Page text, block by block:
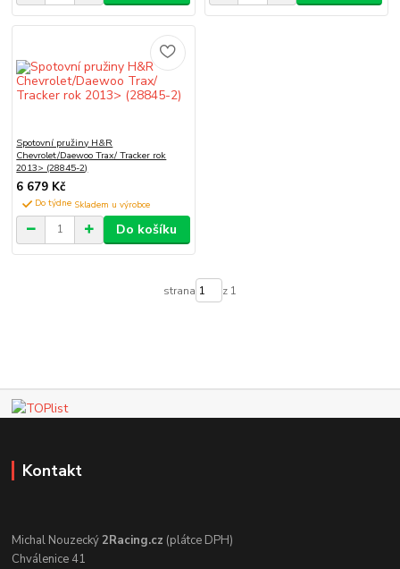
Spotovní pružiny H&R
Chevrolet/Daewoo Trax/ Tracker rok
2013> (28845-2)
6 679 Kč
Do týdne
Do košíku
strana z 1
Kontakt
Michal Nouzecký2Racing.cz (plátce DPH)
Chválenice 41